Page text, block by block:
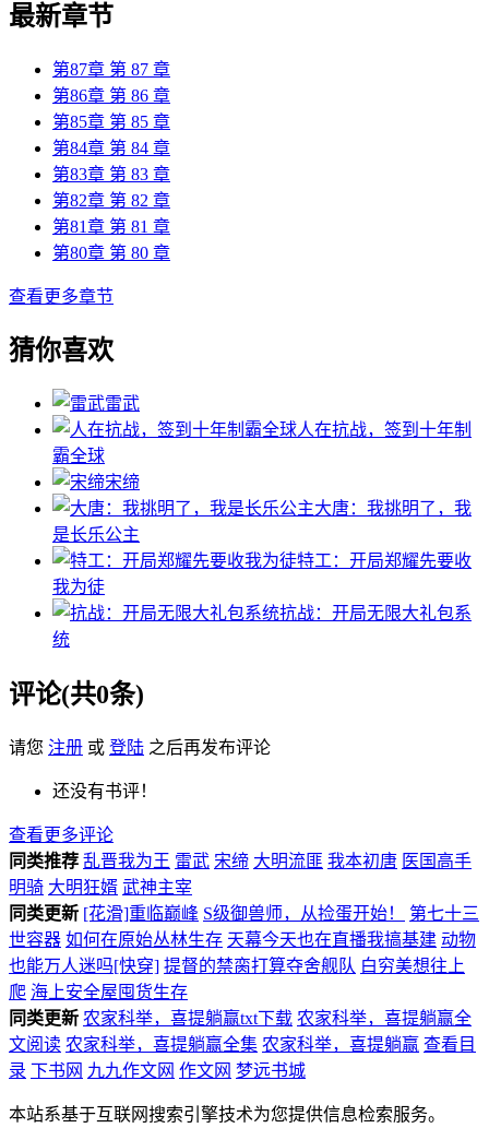
最新章节
第87章 第 87 章
第86章 第 86 章
第85章 第 85 章
第84章 第 84 章
第83章 第 83 章
第82章 第 82 章
第81章 第 81 章
第80章 第 80 章
查看更多章节
猜你喜欢
雷武
人在抗战，签到十年制
霸全球
宋缔
大唐：我挑明了，我
是长乐公主
特工：开局郑耀先要收
我为徒
抗战：开局无限大礼包系
统
评论(共0条)
请您 注册 或 登陆 之后再发布评论
还没有书评！
查看更多评论
同类推荐 乱晋我为王 雷武 宋缔 大明流匪 我本初唐 医国高手
明骑 大明狂婿 武神主宰
同类更新 [花滑]重临巅峰 S级御兽师，从捡蛋开始！
第七十三
世容器 如何在原始丛林生存 天幕今天也在直播我搞基建 动物
也能万人迷吗[快穿] 提督的禁脔打算夺舍舰队 白穷美想往上
爬 海上安全屋囤货生存
同类更新 农家科举，喜提躺赢txt下载 农家科举，喜提躺赢全
文阅读 农家科举，喜提躺赢全集 农家科举，喜提躺赢 查看目
录 下书网 九九作文网 作文网 梦远书城
本站系基于互联网搜索引擎技术为您提供信息检索服务。